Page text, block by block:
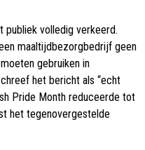
publiek volledig verkeerd.
maaltijdbezorgbedrijf geen
gebruiken in
het bericht als “echt
Pride Month reduceerde tot
het tegenovergestelde